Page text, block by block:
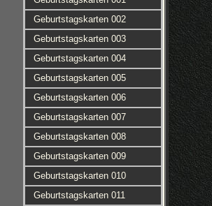
Geburtstagskarten 002
Geburtstagskarten 003
Geburtstagskarten 004
Geburtstagskarten 005
Geburtstagskarten 006
Geburtstagskarten 007
Geburtstagskarten 008
Geburtstagskarten 009
Geburtstagskarten 010
Geburtstagskarten 011